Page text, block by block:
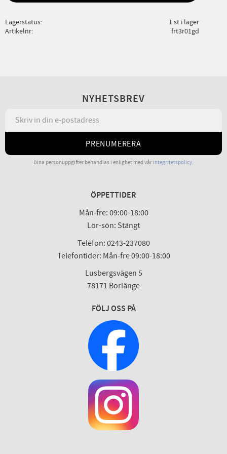
Lagerstatus
1 st i lager
Artikelnr
frt3r01gd
NYHETSBREV
PRENUMERERA
Dina personuppgifter behandlas i enlighet med vår integritetspolicy.
ÖPPETTIDER
Mån-fre: 09:00-18:00
Lör-sön: Stängt
Telefon: 0243-237080
Telefontider: Mån-fre 09:00-18:00
Lusbergsvägen 5
78171 Borlänge
FÖLJ OSS PÅ